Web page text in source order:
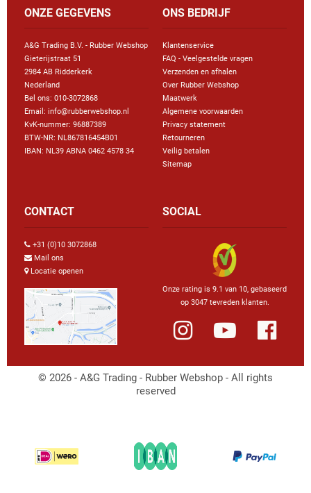
ONZE GEGEVENS
A&G Trading B.V. - Rubber Webshop
Gieterijstraat 51
2984 AB Ridderkerk
Nederland
Bel ons: 010-3072868
Email: info@rubberwebshop.nl
KvK-nummer: 96887389
BTW-NR: NL867816454B01
IBAN: NL39 ABNA 0462 4578 34
ONS BEDRIJF
Klantenservice
FAQ - Veelgestelde vragen
Verzenden en afhalen
Over Rubber Webshop
Maatwerk
Algemene voorwaarden
Privacy statement
Retourneren
Veilig betalen
Sitemap
CONTACT
+31 (0)10 3072868
Mail ons
Locatie openen
SOCIAL
Onze rating is 9.1 van 10, gebaseerd
op 3047 tevreden klanten.
© 2026 - A&G Trading - Rubber Webshop - All rights
reserved